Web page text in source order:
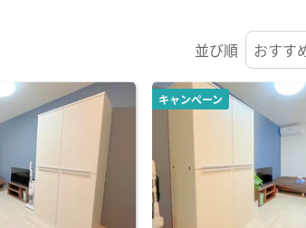
並び順
キャンペーン